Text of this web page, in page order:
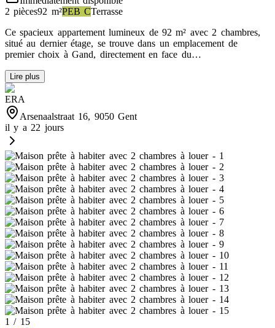
2 pièces92 m²PEB CTerrasse
Ce spacieux appartement lumineux de 92 m² avec 2 chambres,
situé au dernier étage, se trouve dans un emplacement de
premier choix à Gand, directement en face du…
Lire plus
ERA
Arsenaalstraat 16, 9050 Gent
il y a 22 jours
1 / 15